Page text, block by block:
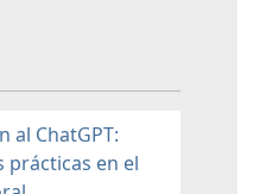
al ChatGPT:
prácticas en el